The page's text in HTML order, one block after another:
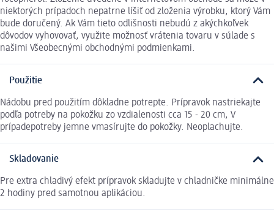
niektorých prípadoch nepatrne líšiť od zloženia výrobku, ktorý Vám
bude doručený. Ak Vám tieto odlišnosti nebudú z akýchkoľvek
dôvodov vyhovovať, využite možnosť vrátenia tovaru v súlade s
našimi Všeobecnými obchodnými podmienkami.
Použitie
Nádobu pred použitím dôkladne potrepte. Prípravok nastriekajte
podľa potreby na pokožku zo vzdialenosti cca 15 - 20 cm, V
prípadepotreby jemne vmasírujte do pokožky. Neoplachujte.
Skladovanie
Pre extra chladivý efekt prípravok skladujte v chladničke minimálne
2 hodiny pred samotnou aplikáciou.